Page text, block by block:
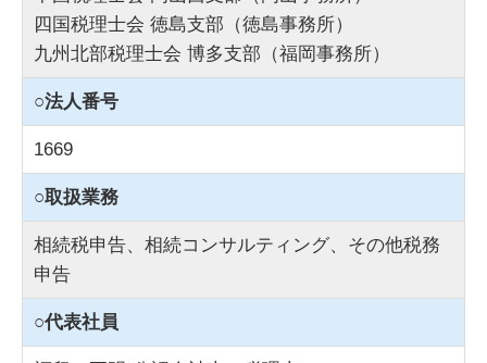
四国税理士会 徳島支部（徳島事務所）
九州北部税理士会 博多支部（福岡事務所）
○法人番号
1669
○取扱業務
相続税申告、相続コンサルティング、その他税務
申告
○代表社員